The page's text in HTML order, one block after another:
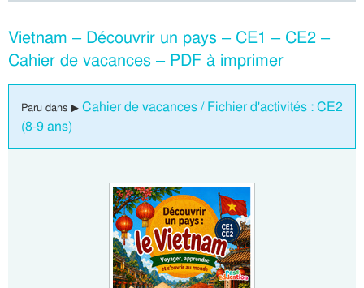
Vietnam – Découvrir un pays – CE1 – CE2 –
Cahier de vacances – PDF à imprimer
Paru dans ▶ Cahier de vacances / Fichier d'activités : CE2
(8-9 ans)